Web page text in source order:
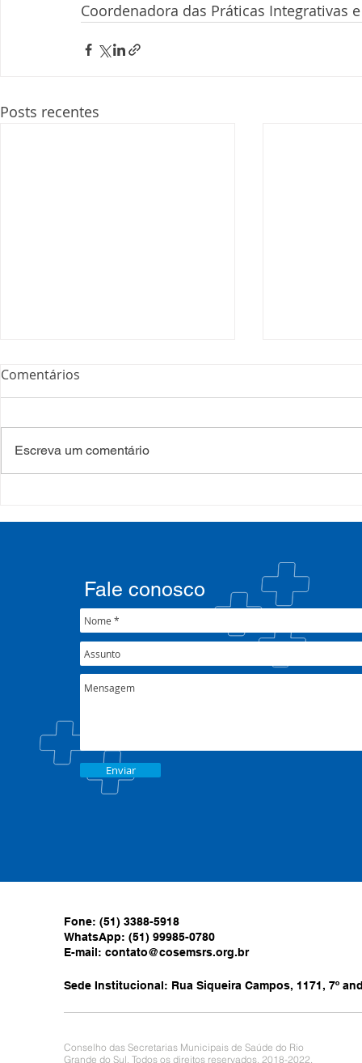
Coordenadora das Práticas Integrativas
Posts recentes
SETEC, realiza Assembleia e
COSEMS/
junto ao
Nacional
Comentários
Escreva um comentário
Enviar
Fale conosco
Fone: (51) 3388-5918
WhatsApp: (51) 99985-0780
E-mail: contato@cosemsrs.org.br
Sede Institucional: Rua Siqueira Campos, 1171, 7º
Conselho das Secretarias Municipais de Saúde do Rio
Grande do Sul. Todos os direitos reservados. 2018-2022.